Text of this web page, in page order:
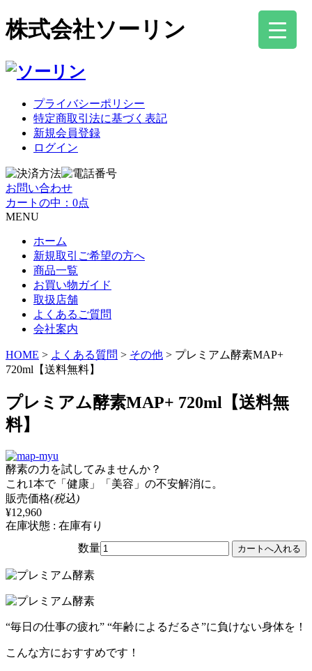
株式会社ソーリン
プライバシーポリシー
特定商取引法に基づく表記
新規会員登録
ログイン
お問い合わせ
カートの中：0点
MENU
ホーム
新規取引ご希望の方へ
商品一覧
お買い物ガイド
取扱店舗
よくあるご質問
会社案内
HOME > よくある質問 > その他 > プレミアム酵素MAP+
720ml【送料無料】
プレミアム酵素MAP+ 720ml【送料無
料】
酵素の力を試してみませんか？
これ1本で「健康」「美容」の不安解消に。
販売価格(税込)
¥12,960
在庫状態 : 在庫有り
数量
“毎日の仕事の疲れ” “年齢によるだるさ”に負けない身体を！
こんな方におすすめです！